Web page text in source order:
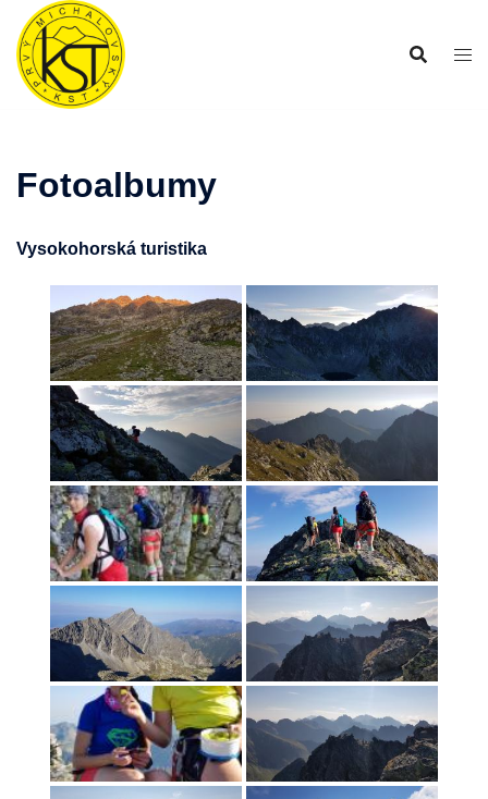
Preskočiť
obsah
Fotoalbumy
Vysokohorská turistika